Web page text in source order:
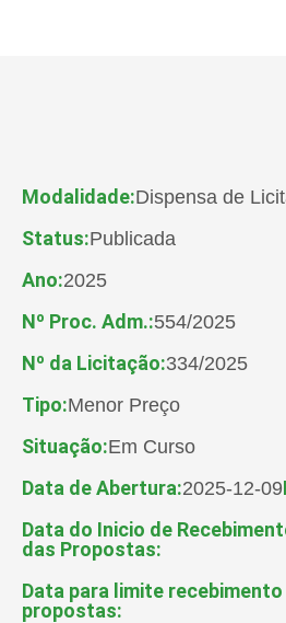
Modalidade:Dispensa de
Status:Publicada
Ano:2025
Nº Proc. Adm.:554/2025
Nº da Licitação:334/2025
Tipo:Menor Preço
Situação:Em Curso
Data de Abertura:2025-12-09
Data do Inicio de
das Propostas:
Data para limite
propostas: